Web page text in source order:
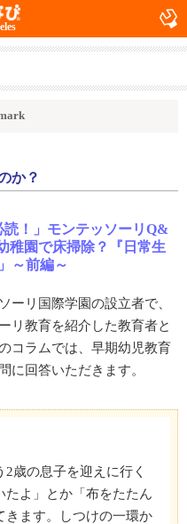
か？
！」モンテッソーリQ&
園で床掃除？『日常生
～前編～
ーリ国際学園の設立者で、
リ教育を紹介した教育者と
コラムでは、早期幼児教育
に回答いただきます。
歳の息子を迎えに行く
たよ」とか「布をたたん
きます。しつけの一環か